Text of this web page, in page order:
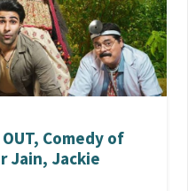
Comedy of
Jain, Jackie